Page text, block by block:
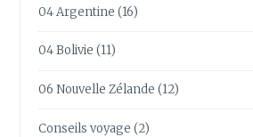
04 Argentine (16)
04 Bolivie (11)
06 Nouvelle Zélande (12)
Conseils voyage (2)